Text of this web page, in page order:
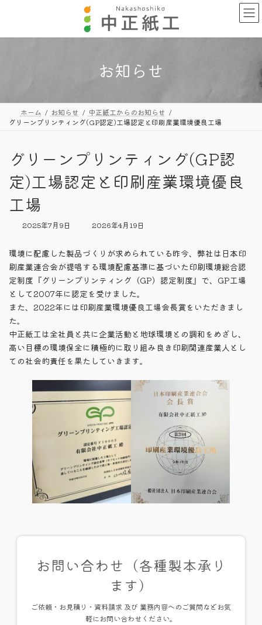
ン
ー
お知らせ
ホーム お知らせ
中正紙工からのお知らせ
グリーンプリンティング(GP認定)工場認定と印刷産業環境優良工場
グリーンプリンティング(GP認
定)工場認定と印刷産業環境優良
工場
2025年7月9日
最
新
日
時
2026年4月19日
環境に配慮した製品づくりが求められている昨今、弊社は日本印
刷産業連合会が提唱する環境配慮基準に基づいた印刷環境総合認
定制度『グリーンプリンティング（GP）認定制度』で、GP工場
として2007年に認定を受けました。
また、2022年には印刷産業環境優良工場会長賞をいただきまし
た。
中正紙工は全社員と共に企業活動と地球環境との調和をめざし、
高い目標の環境保全に積極的に取り組み良き印刷関連産業人とし
ての社会的責任を果たしていきます。
お問い合わせ（各種製本承り
ます）
ご依頼・お見積り・資料請求 及び 業務内容へのご質問などお気
軽にお問い合わせください。